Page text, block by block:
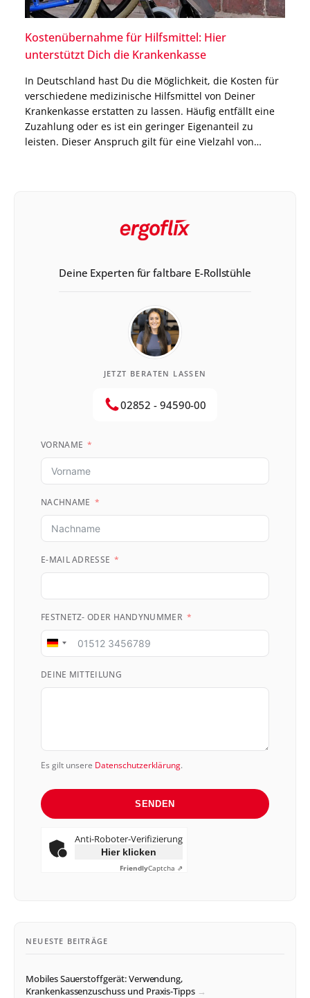
Kostenübernahme für Hilfsmittel: Hier
unterstützt Dich die Krankenkasse
In Deutschland hast Du die Möglichkeit, die Kosten für
verschiedene medizinische Hilfsmittel von Deiner
Krankenkasse erstatten zu lassen. Häufig entfällt eine
Zuzahlung oder es ist ein geringer Eigenanteil zu
leisten. Dieser Anspruch gilt für eine Vielzahl von
Deine Experten für faltbare E-Rollstühle
JETZT BERATEN LASSEN
02852 - 94590-00
VORNAME
NACHNAME
E-MAIL ADRESSE
FESTNETZ- ODER HANDYNUMMER
Germany
DEINE MITTEILUNG
Es gilt unsere Datenschutzerklärung.
SENDEN
Anti-Roboter-Verifizierung
Hier klicken
FriendlyCaptcha ⇗
NEUESTE BEITRÄGE
Mobiles Sauerstoffgerät: Verwendung,
Krankenkassenzuschuss und Praxis-Tipps